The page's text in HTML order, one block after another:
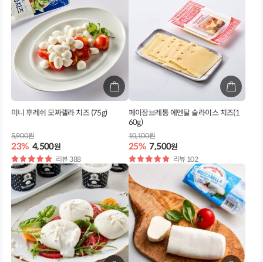
미니 후레쉬 모짜렐라 치즈 (75g)
23% 4,500원
5,900원
별
점
리뷰 388
페이장브레통 에멘탈 슬라이스 치즈(1
60g)
25% 7,500원
10,100원
별
점
리뷰 102